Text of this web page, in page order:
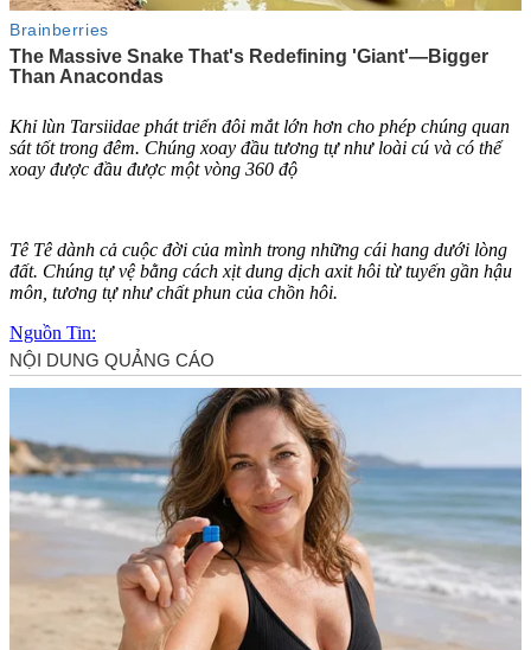
Khỉ lùn Tarsiidae phát triển đôi mắt lớn hơn cho phép chúng quan
sát tốt trong đêm. Chúng xoay đầu tương tự như loài cú và có thể
xoay được đầu được một vòng 360 độ
Tê Tê dành cả cuộc đời của mình trong những cái hang dưới lòng
đất. Chúng tự vệ bằng cách xịt dung dịch axit hôi từ tuyến gần hậu
môn, tương tự như chất phun của chồn hôi.
Nguồn Tin: